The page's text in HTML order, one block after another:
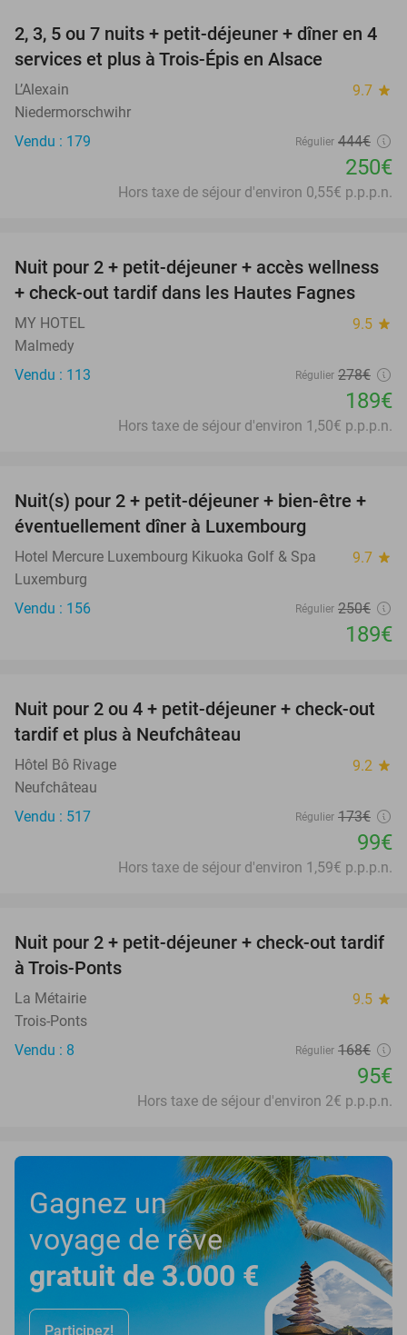
44%
2, 3, 5 ou 7 nuits + petit-déjeuner + dîner en 4
services et plus à Trois-Épis en Alsace
L’Alexain 9.7 star
Niedermorschwihr
Vendu : 179
Régulier 444€
250€
Hors taxe de séjour d'environ 0,55€ p.p.p.n.
32%
Nuit pour 2 + petit-déjeuner + accès wellness
+ check-out tardif dans les Hautes Fagnes
MY HOTEL 9.5 star
Malmedy
Vendu : 113
Régulier 278€
189€
Hors taxe de séjour d'environ 1,50€ p.p.p.n.
24%
Nuit(s) pour 2 + petit-déjeuner + bien-être +
éventuellement dîner à Luxembourg
Hotel Mercure Luxembourg Kikuoka Golf & Spa 9.7 star
Luxemburg
Vendu : 156
Régulier 250€
189€
43%
Nuit pour 2 ou 4 + petit-déjeuner + check-out
tardif et plus à Neufchâteau
Hôtel Bô Rivage 9.2 star
Neufchâteau
Vendu : 517
Régulier 173€
99€
Hors taxe de séjour d'environ 1,59€ p.p.p.n.
43%
Nuit pour 2 + petit-déjeuner + check-out tardif
à Trois-Ponts
La Métairie 9.5 star
Trois-Ponts
Vendu : 8
Régulier 168€
95€
Hors taxe de séjour d'environ 2€ p.p.p.n.
Gagnez un
voyage de rêve
gratuit de 3.000 €
Participez!